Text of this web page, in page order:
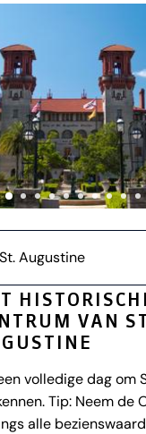
St. Augustine
VAN
volledige dag om
Tip: Neem de
alle